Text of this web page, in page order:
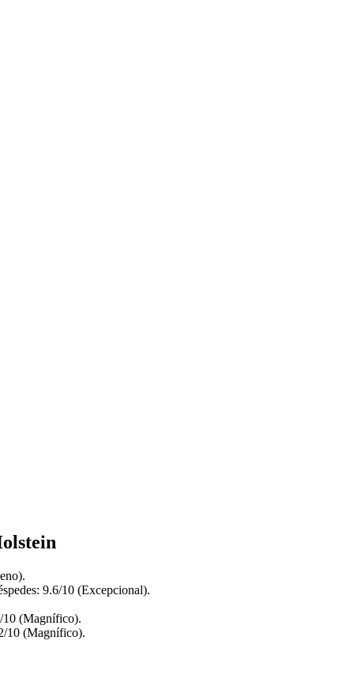
9.6/10 (Excepcional).
10 (Magnífico).
10 (Magnífico).